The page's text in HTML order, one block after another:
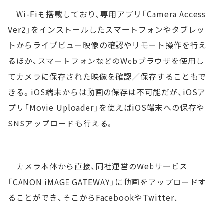
Wi-Fiも搭載しており、専用アプリ「Camera Access
Ver2」をインストールしたスマートフォンやタブレッ
トからライブビュー映像の確認やリモート操作を行え
るほか、スマートフォンなどのWebブラウザを使用し
てカメラに保存された映像を確認／保存することもで
きる。iOS端末からは動画の保存は不可能だが、iOSア
プリ「Movie Uploader」を使えばiOS端末への保存や
SNSアップロードも行える。
カメラ本体から直接、同社運営のWebサービス
「CANON iMAGE GATEWAY」に動画をアップロードす
ることができ、そこからFacebookやTwitter、